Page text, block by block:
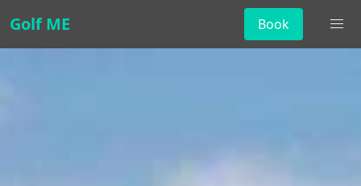
Golf ME Book